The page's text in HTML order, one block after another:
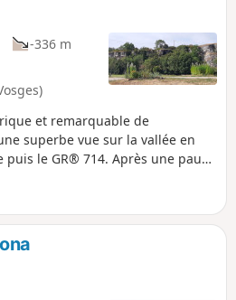
-336 m
et remarquable de
superbe vue sur la vallée en
le GR® 714. Après une pause
passage sous l'ombre des
et affrontez la Rue de la Folie